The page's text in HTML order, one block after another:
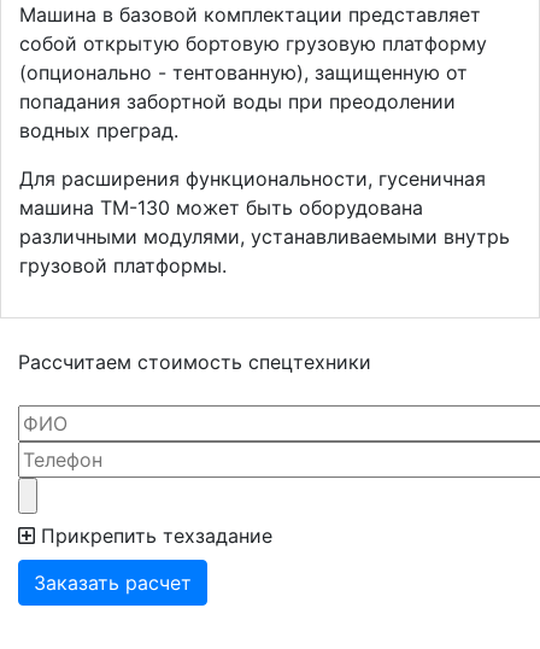
Машина в базовой комплектации представляет
собой открытую бортовую грузовую платформу
(опционально - тентованную), защищенную от
попадания забортной воды при преодолении
водных преград.
Для расширения функциональности, гусеничная
машина ТМ-130 может быть оборудована
различными модулями, устанавливаемыми внутрь
грузовой платформы.
Рассчитаем стоимость спецтехники
Прикрепить техзадание